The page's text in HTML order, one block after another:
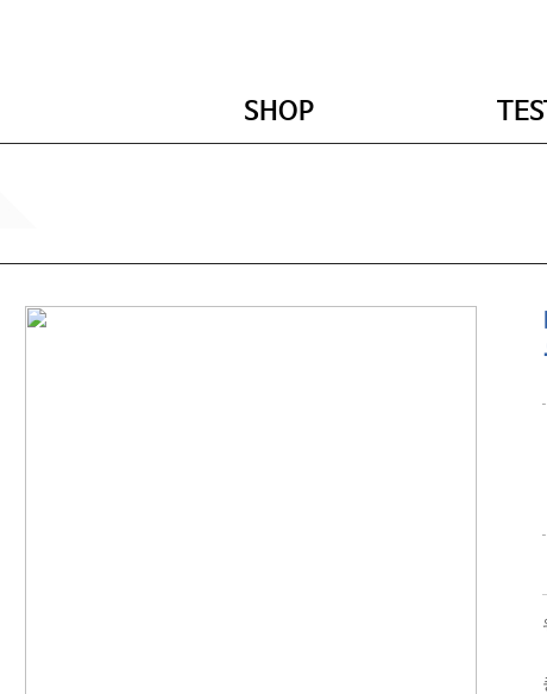
SHOP